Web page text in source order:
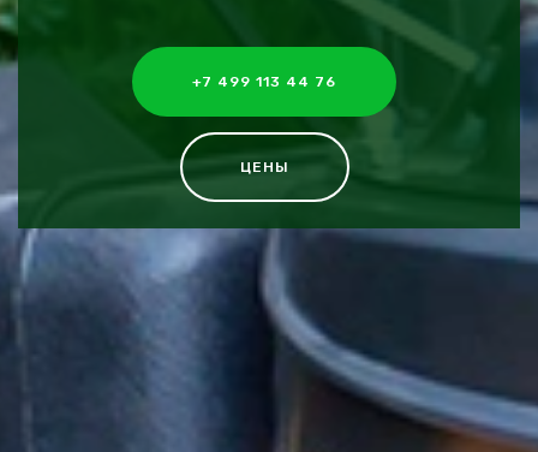
+7 499 113 44 76
ЦЕНЫ